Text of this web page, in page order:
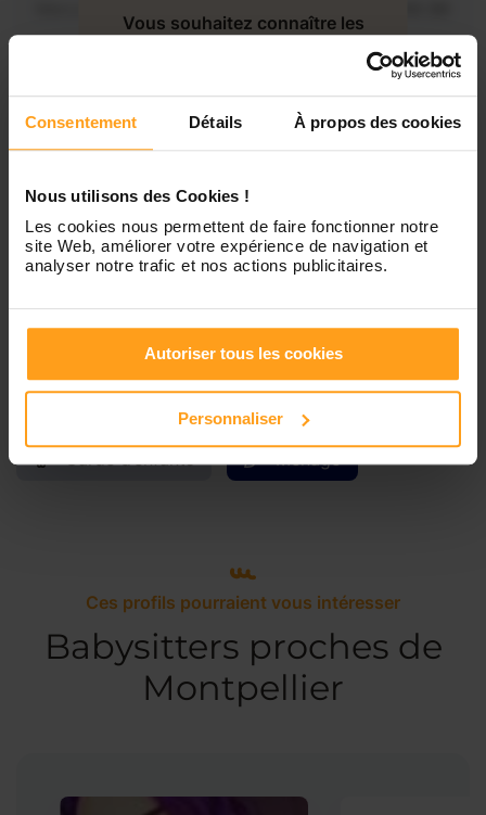
Consentement Détails À propos des cookies
Nous utilisons des Cookies !
Les cookies nous permettent de faire fonctionner notre
site Web, améliorer votre expérience de navigation et
analyser notre trafic et nos actions publicitaires.
Autoriser tous les cookies
Personnaliser
Disponible de 00:00 à 00:00
Vendredi
Vous souhaitez connaître les
Contactez-nous
Services proposés
Garde d’enfants Ménage
Ces profils pourraient vous intéresser
Babysitters proches de
Montpellier